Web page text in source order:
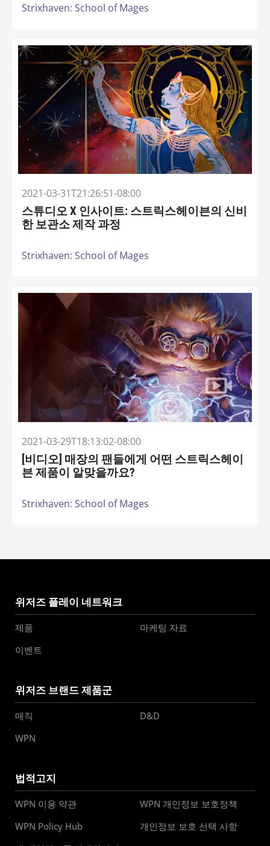
Strixhaven: School of Mages
2021-03-31T21:26:51-08:00
스튜디오 X 인사이트: 스트릭스헤이븐의 신비
한 보관소 제작 과정
Strixhaven: School of Mages
2021-03-29T18:13:02-08:00
[비디오] 매장의 팬들에게 어떤 스트릭스헤이
븐 제품이 알맞을까요?
Strixhaven: School of Mages
위저즈 플레이 네트워크
제품
마케팅 자료
이벤트
위저즈 브랜드 제품군
매직
D&D
WPN
법적고지
WPN 이용 약관
WPN 개인정보 보호정책
WPN Policy Hub
개인정보 보호 선택 사항